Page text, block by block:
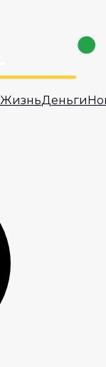
ЖизньДеньги